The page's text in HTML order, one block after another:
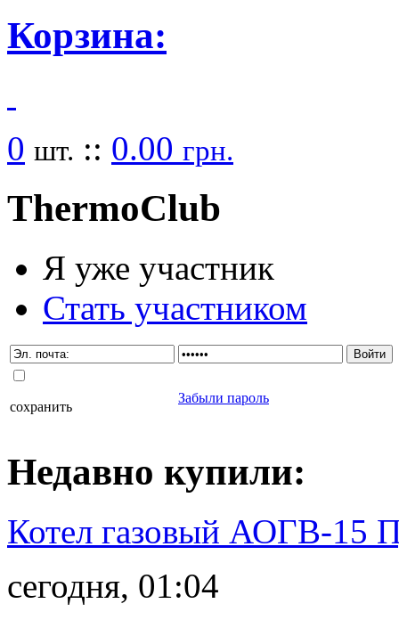
Корзина:
0 шт. :: 0.00 грн.
ThermoClub
Я уже участник
Стать участником
сохранить
Забыли пароль
Недавно купили:
Котел газовый АОГВ-
сегодня, 01:04